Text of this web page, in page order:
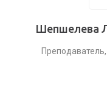
Шепшелева